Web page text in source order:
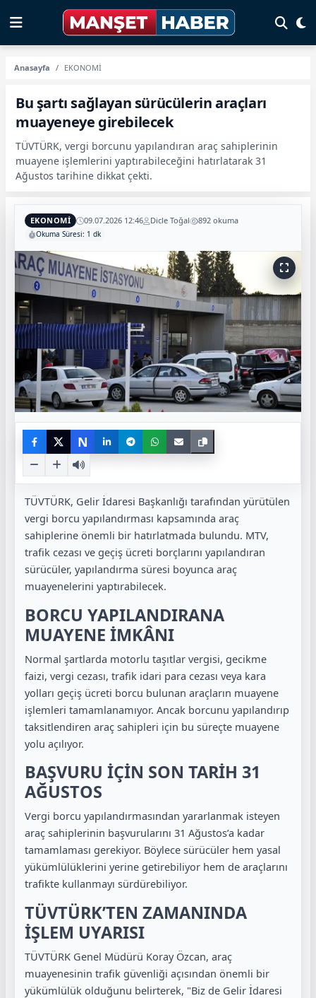
Anasayfa EKONOMİ
Bu şartı sağlayan sürücülerin araçları
muayeneye girebilecek
TÜVTÜRK, vergi borcunu yapılandıran araç sahiplerinin
muayene işlemlerini yaptırabileceğini hatırlatarak 31
Ağustos tarihine dikkat çekti.
EKONOMİ 09.07.2026 12:46 Dicle Toğal 892 okuma
Okuma Süresi: 1 dk
N
TÜVTÜRK, Gelir İdaresi Başkanlığı tarafından yürütülen
vergi borcu yapılandırması kapsamında araç
sahiplerine önemli bir hatırlatmada bulundu. MTV,
trafik cezası ve geçiş ücreti borçlarını yapılandıran
sürücüler, yapılandırma süresi boyunca araç
muayenelerini yaptırabilecek.
BORCU YAPILANDIRANA
MUAYENE İMKÂNI
Normal şartlarda motorlu taşıtlar vergisi, gecikme
faizi, vergi cezası, trafik idari para cezası veya kara
yolları geçiş ücreti borcu bulunan araçların muayene
işlemleri tamamlanamıyor. Ancak borcunu yapılandırıp
taksitlendiren araç sahipleri için bu süreçte muayene
yolu açılıyor.
BAŞVURU İÇİN SON TARİH 31
AĞUSTOS
Vergi borcu yapılandırmasından yararlanmak isteyen
araç sahiplerinin başvurularını 31 Ağustos’a kadar
tamamlaması gerekiyor. Böylece sürücüler hem yasal
yükümlülüklerini yerine getirebiliyor hem de araçlarını
trafikte kullanmayı sürdürebiliyor.
TÜVTÜRK’TEN ZAMANINDA
İŞLEM UYARISI
TÜVTÜRK Genel Müdürü Koray Özcan, araç
muayenesinin trafik güvenliği açısından önemli bir
yükümlülük olduğunu belirterek, "Biz de Gelir İdaresi